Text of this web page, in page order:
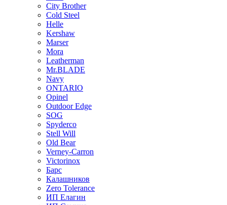
City Brother
Cold Steel
Helle
Kershaw
Marser
Mora
Leatherman
Mr.BLADE
Navy
ONTARIO
Opinel
Outdoor Edge
SOG
Spyderco
Stell Will
Old Bear
Verney-Carron
Victorinox
Барс
Калашников
Zero Tolerance
ИП Елагин